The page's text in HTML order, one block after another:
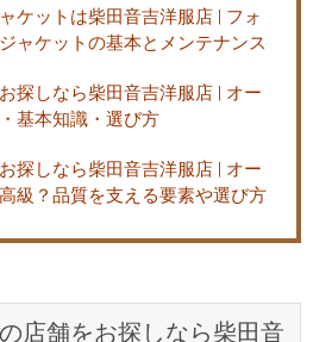
ケットは柴田音吉洋服店 | フォ
ャケットの基本とメンテナンス
探しなら柴田音吉洋服店 | オー
基本知識・選び方
探しなら柴田音吉洋服店 | オー
級？品質を支える要素や選び方
店舗をお探しなら柴田音